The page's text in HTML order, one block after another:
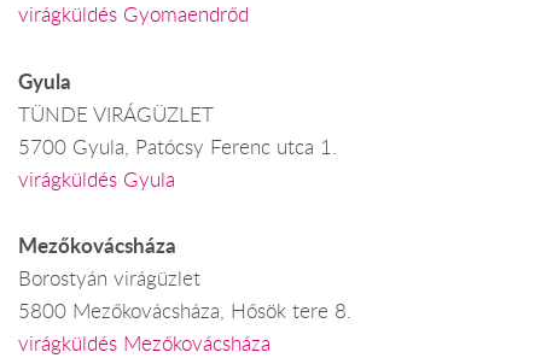
virágküldés Gyomaendrőd
Gyula
TÜNDE VIRÁGÜZLET
5700 Gyula, Patócsy Ferenc utca 1.
virágküldés Gyula
Mezőkovácsháza
Borostyán virágüzlet
5800 Mezőkovácsháza, Hősök tere 8.
virágküldés Mezőkovácsháza